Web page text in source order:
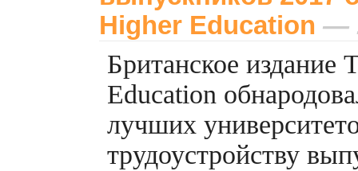
Higher Education —
Британское издание
Education
лучших
трудоустройству